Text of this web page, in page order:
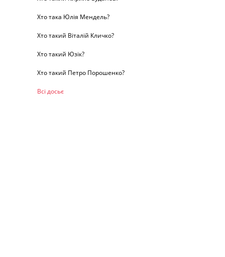
Хто така Юлія Мендель?
Хто такий Віталій Кличко?
Хто такий Юзік?
Хто такий Петро Порошенко?
Всі досьє